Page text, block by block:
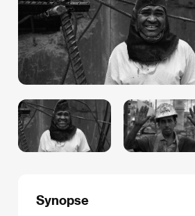
Synopse